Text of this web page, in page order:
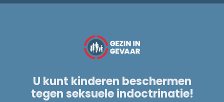
U kunt kinderen beschermen
tegen seksuele indoctrinatie!